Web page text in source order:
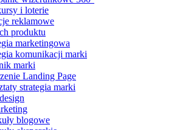
i loterie
reklamowe
produktu
marketingowa
komunikacji marki
marki
Landing Page
strategia marki
blogowe